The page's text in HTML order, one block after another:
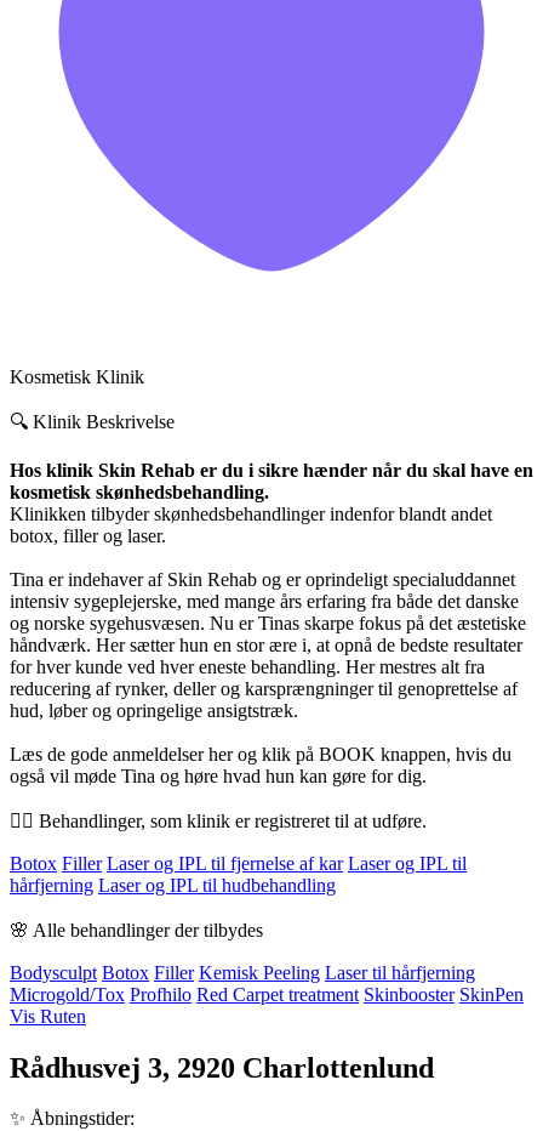
Kosmetisk Klinik
🔍 Klinik Beskrivelse
Hos klinik Skin Rehab er du i sikre hænder når du skal have en
kosmetisk skønhedsbehandling.
Klinikken tilbyder skønhedsbehandlinger indenfor blandt andet
botox, filler og laser.
Tina er indehaver af Skin Rehab og er oprindeligt specialuddannet
intensiv sygeplejerske, med mange års erfaring fra både det danske
og norske sygehusvæsen. Nu er Tinas skarpe fokus på det æstetiske
håndværk. Her sætter hun en stor ære i, at opnå de bedste resultater
for hver kunde ved hver eneste behandling. Her mestres alt fra
reducering af rynker, deller og karsprængninger til genoprettelse af
hud, løber og opringelige ansigtstræk.
Læs de gode anmeldelser her og klik på BOOK knappen, hvis du
også vil møde Tina og høre hvad hun kan gøre for dig.
💆‍♀️ Behandlinger, som klinik er registreret til at udføre.
Botox Filler Laser og IPL til fjernelse af kar Laser og IPL til
hårfjerning Laser og IPL til hudbehandling
🌸 Alle behandlinger der tilbydes
Bodysculpt Botox Filler Kemisk Peeling Laser til hårfjerning
Microgold/Tox Profhilo Red Carpet treatment Skinbooster SkinPen
Vis Ruten
Rådhusvej 3, 2920 Charlottenlund
✨ Åbningstider: